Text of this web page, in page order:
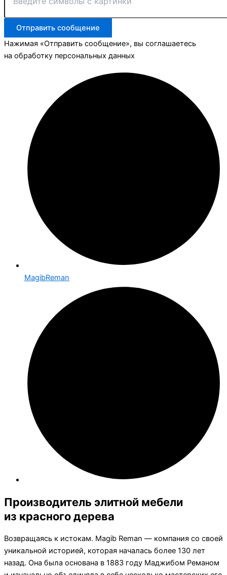
Отправить сообщение
Нажимая «Отправить сообщение», вы соглашаетесь
на обработку персональных данных
MagibReman
Производитель элитной мебели
из красного дерева
Возвращаясь к истокам. Magib Reman — компания со своей
уникальной историей, которая началась более 130 лет
назад. Она была основана в 1883 году Маджибом Реманом